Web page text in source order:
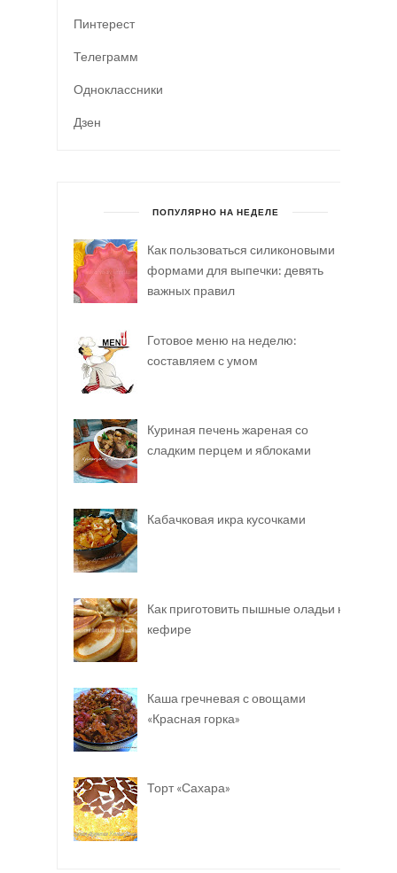
Пинтерест
Телеграмм
Одноклассники
Дзен
ПОПУЛЯРНО НА НЕДЕЛЕ
Как пользоваться силиконовыми
формами для выпечки: девять
важных правил
Готовое меню на неделю:
составляем с умом
Куриная печень жареная со
сладким перцем и яблоками
Кабачковая икра кусочками
Как приготовить пышные оладьи на
кефире
Каша гречневая с овощами
«Красная горка»
Торт «Сахара»